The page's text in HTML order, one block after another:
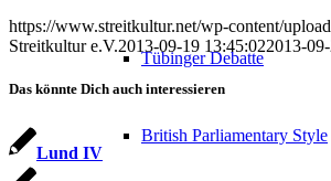
Tübinger Debatte
British Parliamentary Style
https://www.streitkultur.net/wp-content/
Streitkultur e.V.2013-09-19 13:45:022013-
Das könnte Dich auch interessieren
Lund IV